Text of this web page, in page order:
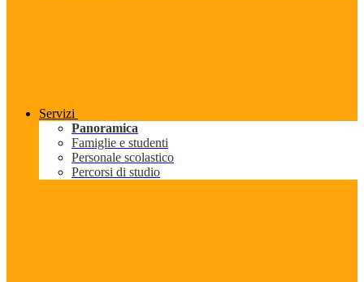
Servizi
Panoramica
Famiglie e studenti
Personale scolastico
Percorsi di studio